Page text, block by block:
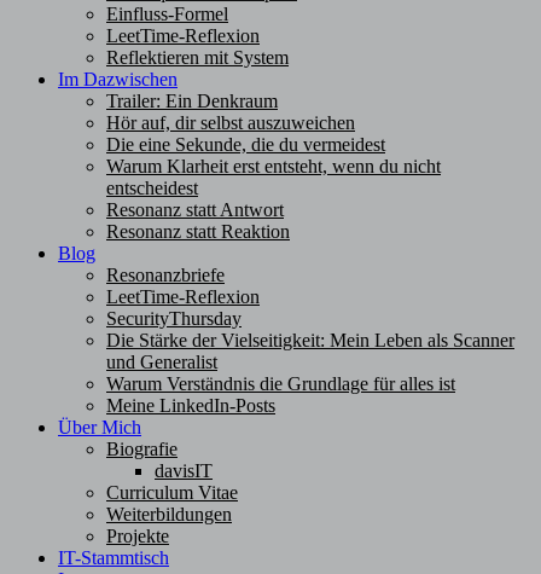
Einfluss-Formel
LeetTime-Reflexion
Reflektieren mit System
Im Dazwischen
Trailer: Ein Denkraum
Hör auf, dir selbst auszuweichen
Die eine Sekunde, die du vermeidest
Warum Klarheit erst entsteht, wenn du nicht
entscheidest
Resonanz statt Antwort
Resonanz statt Reaktion
Blog
Resonanzbriefe
LeetTime-Reflexion
SecurityThursday
Die Stärke der Vielseitigkeit: Mein Leben als Scanner
und Generalist
Warum Verständnis die Grundlage für alles ist
Meine LinkedIn-Posts
Über Mich
Biografie
davisIT
Curriculum Vitae
Weiterbildungen
Projekte
IT-Stammtisch